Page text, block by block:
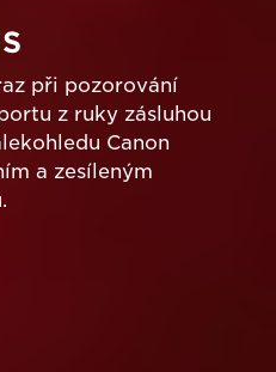
při pozorování
z ruky zásluhou
Canon
a zesíleným